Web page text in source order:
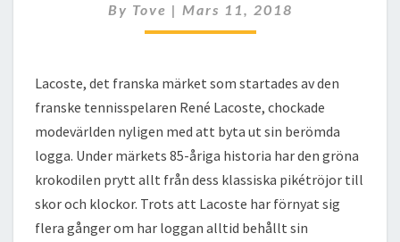
By Tove | Mars 11, 2018
Lacoste, det franska märket som startades av den
franske tennisspelaren René Lacoste, chockade
modevärlden nyligen med att byta ut sin berömda
logga. Under märkets 85-åriga historia har den gröna
krokodilen prytt allt från dess klassiska pikétröjor till
skor och klockor. Trots att Lacoste har förnyat sig
flera gånger om har loggan alltid behållt sin